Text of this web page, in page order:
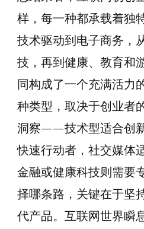
样，每一种都承载着独
技术驱动到电子商务，
技，再到健康、教育和
同构成了一个充满活力
种类型，取决于创业者
洞察——技术型适合创
快速行动者，社交媒体
金融或健康科技则需要
择哪条路，关键在于坚
代产品。互联网世界瞬